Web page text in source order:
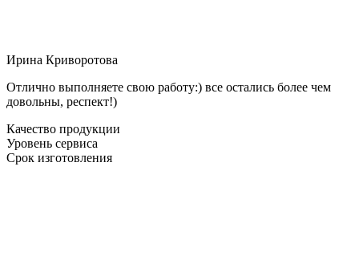
Ирина Криворотова
Отлично выполняете свою работу:) все остались более чем
довольны, респект!)
Качество продукции
Уровень сервиса
Срок изготовления